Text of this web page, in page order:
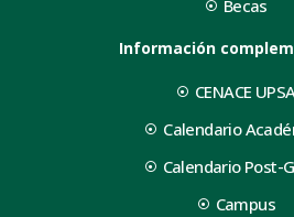
Becas
Información
CENACE
Calendario
Calendario Post-
Campus